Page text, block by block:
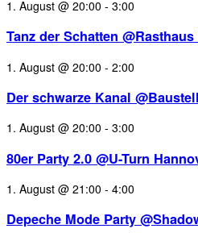
1. August @ 20:00 - 3:00
Tanz der Schatten
1. August @ 20:00 - 2:00
Der schwarze Kanal
1. August @ 20:00 - 3:00
80er Party 2.0 @U-Turn
1. August @ 21:00 - 4:00
Depeche Mode Party